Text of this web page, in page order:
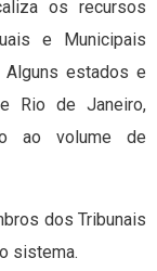
os recursos
e Municipais
Alguns estados e
Rio de Janeiro,
ao volume de
dos Tribunais
sistema.